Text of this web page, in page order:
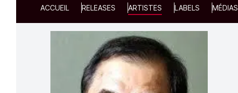
ACCUEIL RELEASES ARTISTES LABELS MÉDIAS